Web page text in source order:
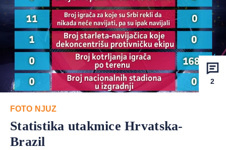
2
FOTO NJUZ
Statistika utakmice Hrvatska-
Brazil